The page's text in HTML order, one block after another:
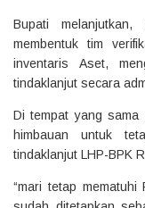
Bupati
membentuk tim
inventaris Aset,
tindaklanjut secara
Di tempat yang sama
himbauan untuk
tindaklanjut LHP-BPK
“mari tetap mematuhi